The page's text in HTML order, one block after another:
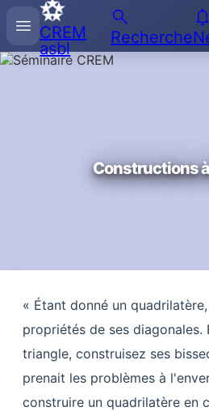
menu CREM
asbl
search
Recherche
notifications
Constructions
« Étant donné un
propriétés de ses diagonales.
triangle, construisez ses
prenait les problèmes à
construire un quadrilatère en